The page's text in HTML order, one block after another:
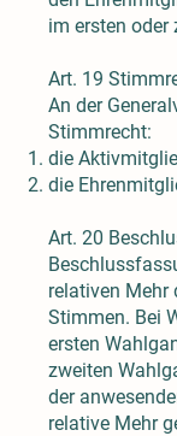
im ersten oder
Art. 19
An der
Stimmrecht:
die
die
Art. 20
relativen Mehr
Stimmen. Bei
ersten
zweiten
der
relative Mehr